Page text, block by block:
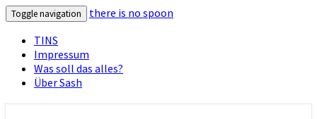
Toggle navigation
there is no spoon
TINS
Impressum
Was soll das alles?
Über Sash